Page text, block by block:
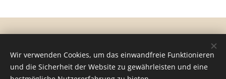
© 2024 Minden jog fenntartva
Általános szerződési és fotózási feltételek
Cookies
Wir verwenden Cookies, um das einwandfreie Funktionieren
und die Sicherheit der Website zu gewährleisten und eine